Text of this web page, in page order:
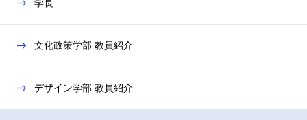
閉
ー
閉
学長
文化政策学部 教員紹介
デザイン学部 教員紹介